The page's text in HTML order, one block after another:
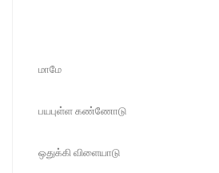
மாமே
பயபுள்ள கண்ணோடு
ஒதுக்கி விளையாடு